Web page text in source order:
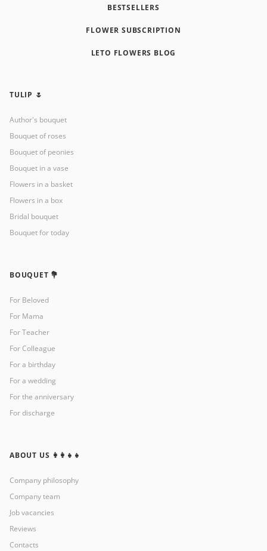
BESTSELLERS
FLOWER SUBSCRIPTION
LETO FLOWERS BLOG
TULIP 🌷
Author's bouquet
Bouquet of roses
Bouquet of peonies
Bouquet in a vase
Flowers in a basket
Flowers in a box
Bridal bouquet
Bouquet for today
BOUQUET 💐
For Beloved
For Mama
For Teacher
For Colleague
For a birthday
For a wedding
For the anniversary
For discharge
ABOUT US 👩‍👩‍👧‍👧
Company philosophy
Company team
Job vacancies
Reviews
Contacts